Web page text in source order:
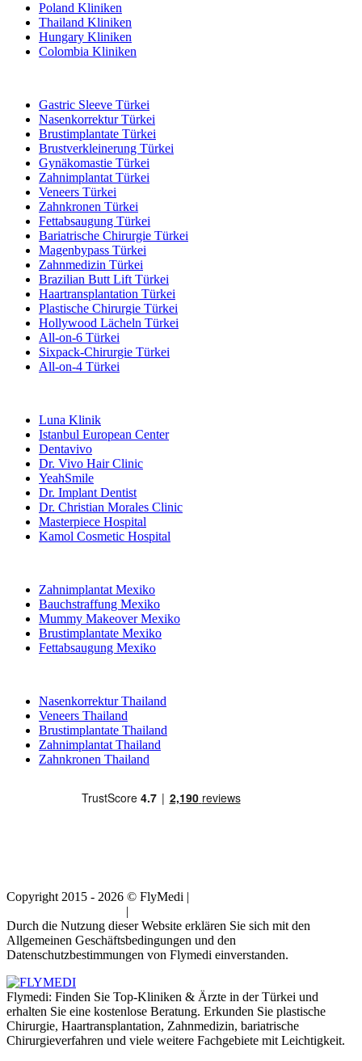
Poland Kliniken
Thailand Kliniken
Hungary Kliniken
Colombia Kliniken
Gastric Sleeve Türkei
Nasenkorrektur Türkei
Brustimplantate Türkei
Brustverkleinerung Türkei
Gynäkomastie Türkei
Zahnimplantat Türkei
Veneers Türkei
Zahnkronen Türkei
Fettabsaugung Türkei
Bariatrische Chirurgie Türkei
Magenbypass Türkei
Zahnmedizin Türkei
Brazilian Butt Lift Türkei
Haartransplantation Türkei
Plastische Chirurgie Türkei
Hollywood Lächeln Türkei
All-on-6 Türkei
Sixpack-Chirurgie Türkei
All-on-4 Türkei
Luna Klinik
Istanbul European Center
Dentavivo
Dr. Vivo Hair Clinic
YeahSmile
Dr. Implant Dentist
Dr. Christian Morales Clinic
Masterpiece Hospital
Kamol Cosmetic Hospital
Zahnimplantat Mexiko
Bauchstraffung Mexiko
Mummy Makeover Mexiko
Brustimplantate Mexiko
Fettabsaugung Mexiko
Nasenkorrektur Thailand
Veneers Thailand
Brustimplantate Thailand
Zahnimplantat Thailand
Zahnkronen Thailand
Copyright 2015 - 2026 © FlyMedi |
|
Durch die Nutzung dieser Website erklären Sie sich mit den
Allgemeinen Geschäftsbedingungen und den
Datenschutzbestimmungen von Flymedi einverstanden.
Flymedi: Finden Sie Top-Kliniken & Ärzte in der Türkei und
erhalten Sie eine kostenlose Beratung. Erkunden Sie plastische
Chirurgie, Haartransplantation, Zahnmedizin, bariatrische
Chirurgieverfahren und viele weitere Fachgebiete mit Leichtigkeit.